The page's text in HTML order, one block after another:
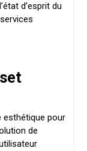
d’esprit du
esthétique pour
de